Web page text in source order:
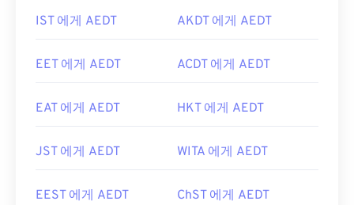
IST 에게 AEDT AKDT 에게 AEDT
EET 에게 AEDT ACDT 에게 AEDT
EAT 에게 AEDT HKT 에게 AEDT
JST 에게 AEDT WITA 에게 AEDT
EEST 에게 AEDT ChST 에게 AEDT